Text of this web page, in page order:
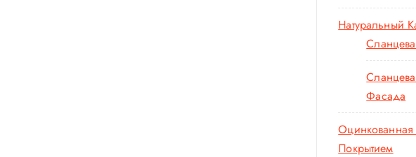
Натуральный
Фасада
Покрытием